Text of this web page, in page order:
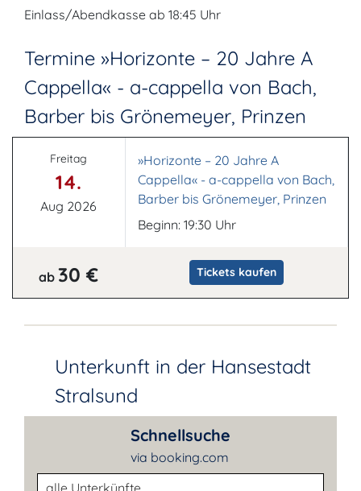
Einlass/Abendkasse ab 18:45 Uhr
Termine »Horizonte – 20 Jahre A
Cappella« - a-cappella von Bach,
Barber bis Grönemeyer, Prinzen
Freitag
14.
Aug 2026
»Horizonte – 20 Jahre A
Cappella« - a-cappella von Bach,
Barber bis Grönemeyer, Prinzen
Beginn: 19:30 Uhr
ab 30 € Tickets kaufen
Unterkunft in der Hansestadt
Stralsund
Schnellsuche
via booking.com
Unterkunftsart